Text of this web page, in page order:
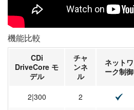
機能比較
CDi
DriveCore モ
デル
チャ
ンネ
ル
ネットワ
ーク制御
2|300
2